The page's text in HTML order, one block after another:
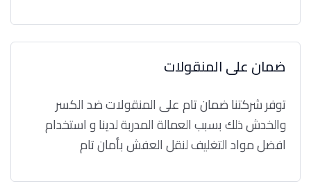
ضمان على المنقولات
توفر شركتنا ضمان تام على المنقولات ضد الكسر
والخدش ذلك بسبب العمالة المدربة لدينا و استخدام
افضل مواد التغليف لنقل العفش بأمان تام